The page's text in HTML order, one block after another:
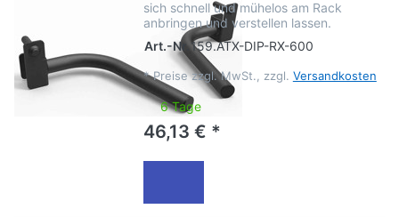
sich schnell und mühelos am Rack
anbringen und verstellen lassen.
Art.-Nr.159.ATX-DIP-RX-600
* Preise zzgl. MwSt., zzgl. Versandkosten
6 Tage
46,13 € *